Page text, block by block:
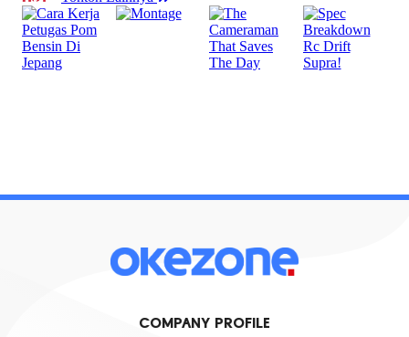
COMPANY PROFILE